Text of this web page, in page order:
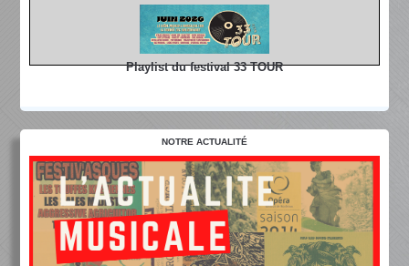
Playlist du festival 33 TOUR
NOTRE ACTUALITÉ